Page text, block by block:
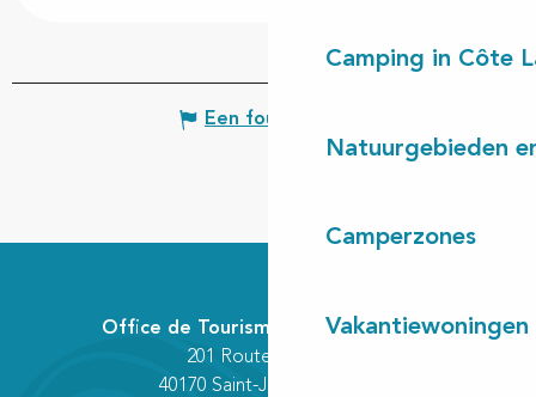
Camping in Côte
Natuurgebieden
Camperzones
Vakantiewoningen
Een fout melden
Office de Tourisme Communautaire
201 Route des Lacs
40170 Saint-Julien-en-Born